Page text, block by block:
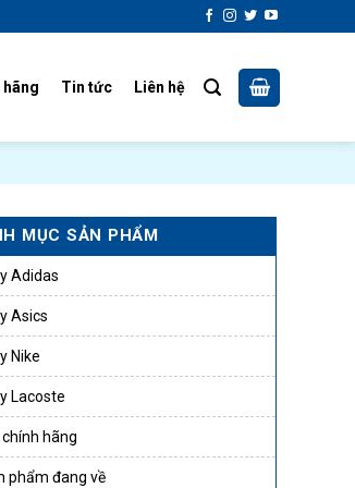
hãng Tin tức Liên hệ
MỤC SẢN PHẨM
Adidas
Asics
Nike
Lacoste
chính hãng
phẩm đang về